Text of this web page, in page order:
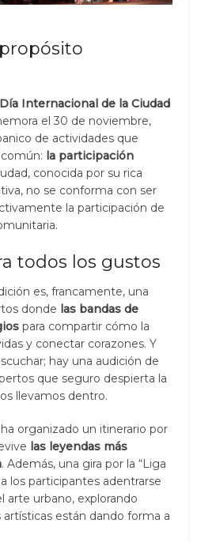
Día Internacional de la Ciudad
el 30 de noviembre,
de actividades que
la participación
conocida por su rica
no se conforma con ser
la participación de
todos los gustos
es, francamente, una
donde las bandas de
para compartir cómo la
y conectar corazones. Y
hay una audición de
que seguro despierta la
llevamos dentro.
organizado un itinerario por
las leyendas más
. Además, una gira por la “Liga
los participantes adentrarse
arte urbano, explorando
están dando forma a